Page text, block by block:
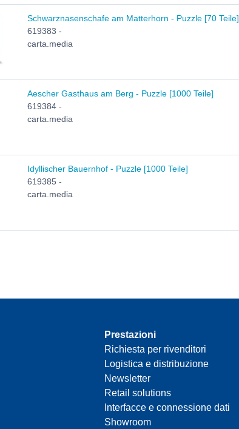
Schwarznasenschafe am Matterhorn - Puzzle [70 Teile]
619383 -
carta.media
Aescher Gasthaus am Berg - Puzzle [1000 Teile]
619384 -
carta.media
Idyllischer Bauernhof - Puzzle [1000 Teile]
619385 -
carta.media
Prestazioni
Richiesta per rivenditori
Logistica e distribuzione
Newsletter
Retail solutions
Interfacce e connessione dati
Showroom